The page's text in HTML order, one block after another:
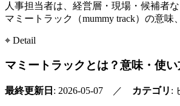
人事担当者は、経営層・現場・候補者
マミートラック（mummy track）の意
⌖ Detail
マミートラックとは？意味・使
最終更新日 : 2026-05-07 ／ カテゴリ :